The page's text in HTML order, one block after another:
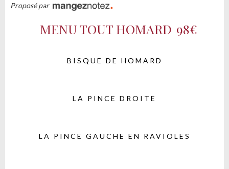
Proposé par
MENU TOUT HOMARD 98€
BISQUE DE HOMARD
LA PINCE DROITE
LA PINCE GAUCHE EN RAVIOLES